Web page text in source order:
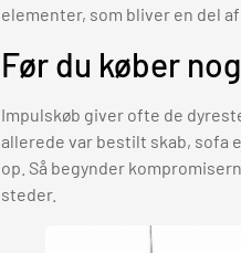
elementer, som bliver en del
Før du køber
Impulskøb giver ofte de
allerede var bestilt skab, sofa
op. Så begynder
steder.